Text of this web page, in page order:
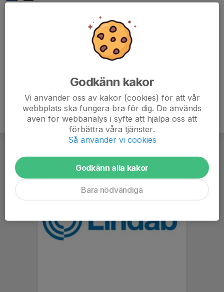
Godkänn kakor
Vi använder oss av kakor (cookies) för att vår
webbplats ska fungera bra för dig. De används
även för webbanalys i syfte att hjälpa oss att
förbättra våra tjänster.
Så använder vi cookies
Godkänn alla kakor
Bara nödvändiga